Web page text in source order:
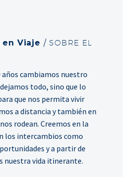
Viaje / SOBRE EL
años cambiamos nuestro
todo, sino que lo
que nos permita vivir
a distancia y también en
rodean. Creemos en la
los intercambios como
y a partir de
nuestra vida itinerante.